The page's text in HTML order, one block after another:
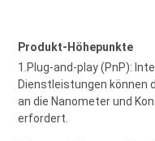
Produkt-Höhepunkte
1.Plug-and-play (PnP):
Dienstleistungen können
an die Nanometer und
erfordert.